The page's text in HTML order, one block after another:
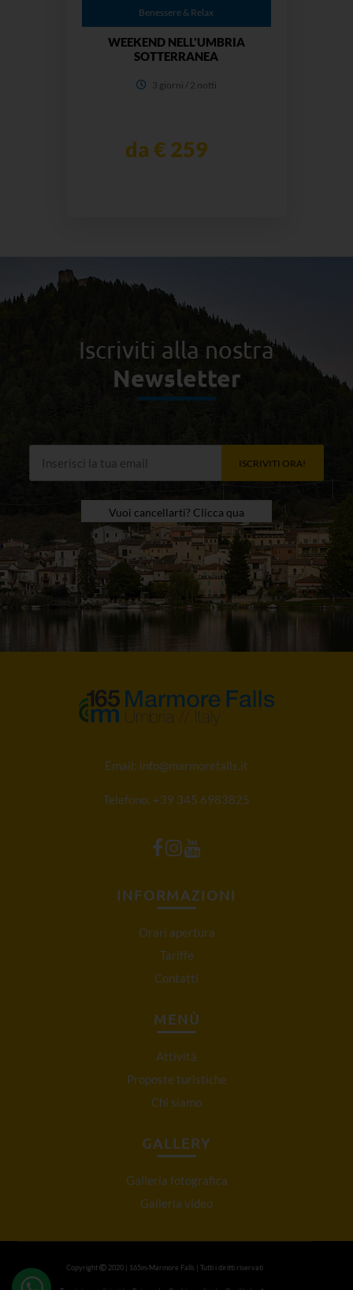
Benessere & Relax
WEEKEND NELL'UMBRIA
SOTTERRANEA
3 giorni / 2 notti
da € 259
Iscriviti alla nostra
Newsletter
ISCRIVITI ORA!
Vuoi cancellarti? Clicca qua
Email: info@marmorefalls.it
Telefono: +39 345 6983825
INFORMAZIONI
Orari apertura
Tariffe
Contatti
MENÙ
Attività
Proposte turistiche
Chi siamo
GALLERY
Galleria fotografica
Galleria video
Copyright 2020 | 165m-Marmore Falls | Tutti i diritti riservati